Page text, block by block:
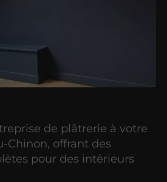
de plâtrerie à votre
Chinon, offrant des
pour des intérieurs